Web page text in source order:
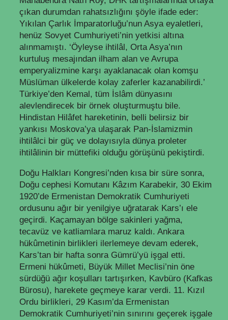
çıkan durumdan rahatsızlığını şöyle ifade eder:
Yıkılan Çarlık İmparatorluğu’nun Asya eyaletleri,
henüz Sovyet Cumhuriyeti’nin yetkisi altına
alınmamıştı. ‘Öyleyse ihtilâl, Orta Asya’nın
kurtuluş mesajından ilham alan ve Avrupa
emperyalizmine karşı ayaklanacak olan komşu
Müslüman ülkelerde kolay zaferler kazanabilirdi.’
Türkiye’den Kemal, tüm İslâm dünyasını
alevlendirecek bir örnek oluşturmuştu bile.
Hindistan Hilâfet hareketinin, belli belirsiz bir
yankısı Moskova’ya ulaşarak Pan-İslamizmin
ihtilâlci bir güç ve dolayısıyla dünya proleter
ihtilâlinin bir müttefiki olduğu görüşünü pekiştirdi.
Doğu Halkları Kongresi’nden kısa bir süre sonra,
Doğu cephesi Komutanı Kâzım Karabekir, 30 Ekim
1920’de Ermenistan Demokratik Cumhuriyeti
ordusunu ağır bir yenilgiye uğratarak Kars’ı ele
geçirdi. Kaçamayan bölge sakinleri yağma,
tecavüz ve katliamlara maruz kaldı. Ankara
hükûmetinin birlikleri ilerlemeye devam ederek,
Kars’tan bir hafta sonra Gümrü’yü işgal etti.
Ermeni hükûmeti, Büyük Millet Meclisi’nin öne
sürdüğü ağır koşulları tartışırken, Kavbüro (Kafkas
Bürosu), harekete geçmeye karar verdi. 11. Kızıl
Ordu birlikleri, 29 Kasım’da Ermenistan
Demokratik Cumhuriyeti’nin sınırını geçerek işgale